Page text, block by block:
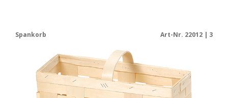
Spankorb Art-Nr. 22012 | 3